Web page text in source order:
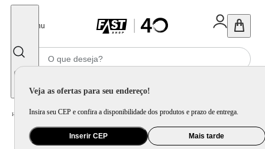
Menu
Veja as ofertas para seu endereço!
Insira seu CEP e confira a disponibilidade dos produtos e prazo de entrega.
Inserir CEP Mais tarde
Home Mercado / Bebida Vinho